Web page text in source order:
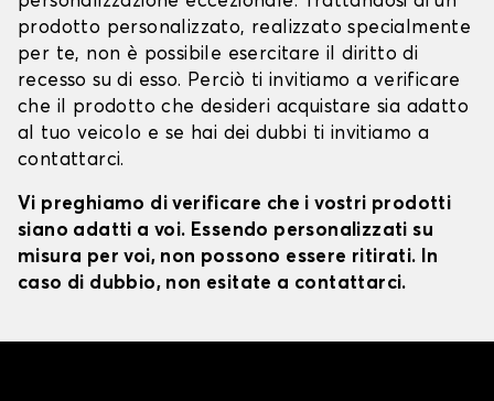
prodotto personalizzato, realizzato specialmente
per te, non è possibile esercitare il diritto di
recesso su di esso. Perciò ti invitiamo a verificare
che il prodotto che desideri acquistare sia adatto
al tuo veicolo e se hai dei dubbi ti invitiamo a
contattarci.
Vi preghiamo di verificare che i vostri prodotti
siano adatti a voi. Essendo personalizzati su
misura per voi, non possono essere ritirati. In
caso di dubbio, non esitate a contattarci.